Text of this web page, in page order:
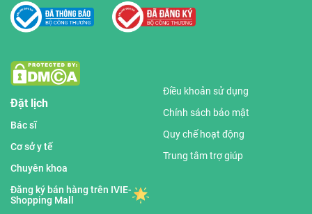
Đặt lịch
Bác sĩ
Cơ sở y tế
Chuyên khoa
Đăng ký bán hàng trên IVIE-
Shopping Mall
Điều khoản sử dụng
Chính sách bảo mật
Quy chế hoạt động
Trung tâm trợ giúp